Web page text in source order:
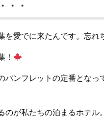
・・
を愛でに来たんです。忘れ
！
パンフレットの定番となっ
のが私たちの泊まるホテル